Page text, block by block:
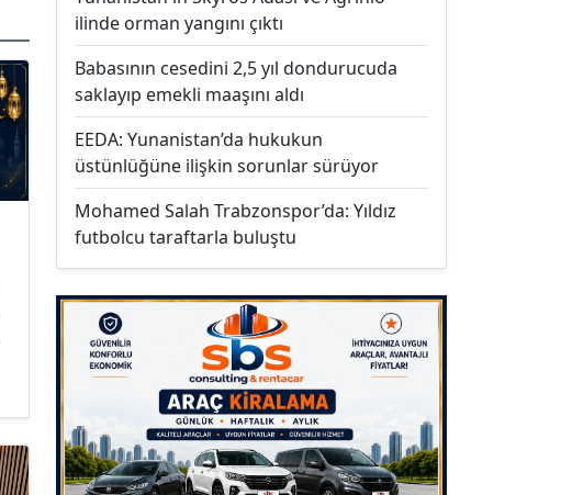
ilinde orman yangını çıktı
Babasının cesedini 2,5 yıl dondurucuda
saklayıp emekli maaşını aldı
EEDA: Yunanistan’da hukukun
üstünlüğüne ilişkin sorunlar sürüyor
Mohamed Salah Trabzonspor’da: Yıldız
futbolcu taraftarla buluştu